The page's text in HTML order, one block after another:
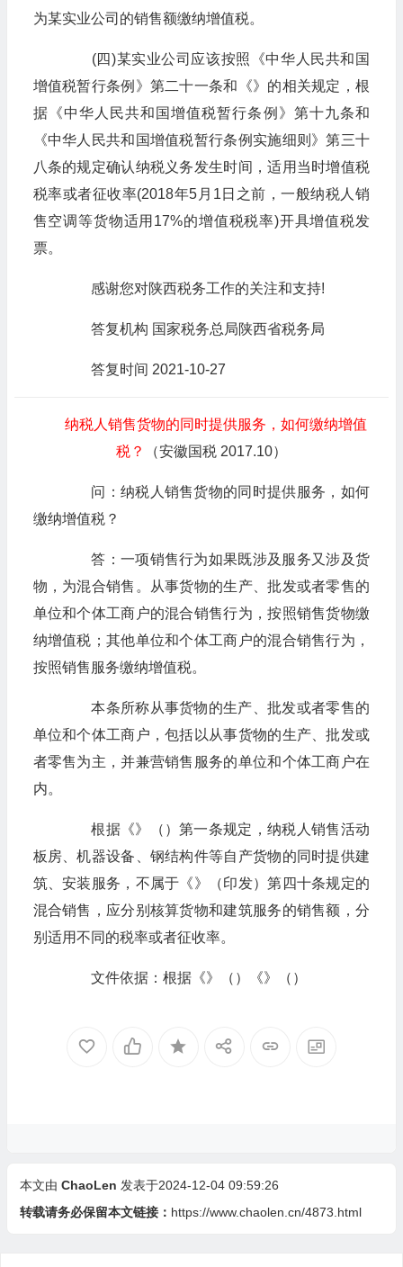
为某实业公司的销售额缴纳增值税。
(四)某实业公司应该按照《中华人民共和国
增值税暂行条例》第二十一条和《》的相关规定，根
据《中华人民共和国增值税暂行条例》第十九条和
《中华人民共和国增值税暂行条例实施细则》第三十
八条的规定确认纳税义务发生时间，适用当时增值税
税率或者征收率(2018年5月1日之前，一般纳税人销
售空调等货物适用17%的增值税税率)开具增值税发
票。
感谢您对陕西税务工作的关注和支持!
答复机构 国家税务总局陕西省税务局
答复时间 2021-10-27
纳税人销售货物的同时提供服务，如何缴纳增值
税？
（安徽国税 2017.10）
问：纳税人销售货物的同时提供服务，如何
缴纳增值税？
答：一项销售行为如果既涉及服务又涉及货
物，为混合销售。从事货物的生产、批发或者零售的
单位和个体工商户的混合销售行为，按照销售货物缴
纳增值税；其他单位和个体工商户的混合销售行为，
按照销售服务缴纳增值税。
本条所称从事货物的生产、批发或者零售的
单位和个体工商户，包括以从事货物的生产、批发或
者零售为主，并兼营销售服务的单位和个体工商户在
内。
根据《》（）第一条规定，纳税人销售活动
板房、机器设备、钢结构件等自产货物的同时提供建
筑、安装服务，不属于《》（印发）第四十条规定的
混合销售，应分别核算货物和建筑服务的销售额，分
别适用不同的税率或者征收率。
文件依据：根据《》（）《》（）
本文由 ChaoLen 发表于2024-12-04 09:59:26
转载请务必保留本文链接： https://www.chaolen.cn/4873.html